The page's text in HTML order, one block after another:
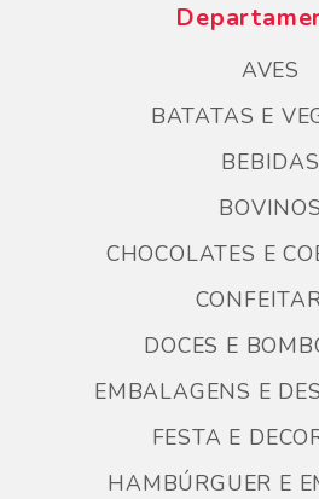
AVES
BATATAS E
BEBIDAS
BOVINOS
CHOCOLATES E
DOCES E
EMBALAGENS E
FESTA E
HAMBÚRGUER E